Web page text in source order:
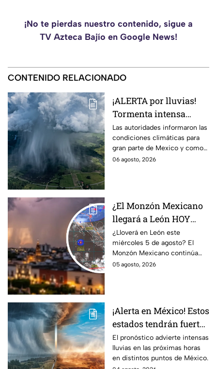
¡No te pierdas nuestro contenido, sigue a
TV Azteca Bajío en Google News!
CONTENIDO RELACIONADO
¡ALERTA por lluvias!
Tormenta intensa
azotará en varios
estado; ¿afectará a
Guanajuato?
Las autoridades informaron las
condiciones climáticas para
gran parte de Mexico y como
afectará a la entidad.
06 agosto, 2026
¿El Monzón Mexicano
llegará a León HOY
miércoles? Esto dice el
pronóstico para este 5
de agosto
¿Lloverá en León este
miércoles 5 de agosto? El
Monzón Mexicano continúa
afectando a varios estados del
05 agosto, 2026
¡Alerta en México! Estos
estados tendrán fuertes
precipitaciones;
¿afectará a Guanajuato?
El pronóstico advierte intensas
lluvias en las próximas horas
en distintos puntos de México.